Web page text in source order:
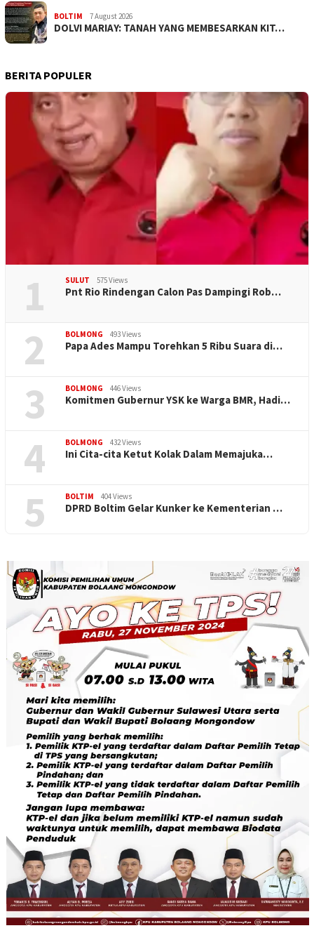
BOLTIM 7 August 2026
DOLVI MARIAY: TANAH YANG MEMBESARKAN KIT…
BERITA POPULER
1 SULUT 575 Views
Pnt Rio Rindengan Calon Pas Dampingi Rob…
2 BOLMONG 493 Views
Papa Ades Mampu Torehkan 5 Ribu Suara di…
3 BOLMONG 446 Views
Komitmen Gubernur YSK ke Warga BMR, Hadi…
4 BOLMONG 432 Views
Ini Cita-cita Ketut Kolak Dalam Memajuka…
5 BOLTIM 404 Views
DPRD Boltim Gelar Kunker ke Kementerian …